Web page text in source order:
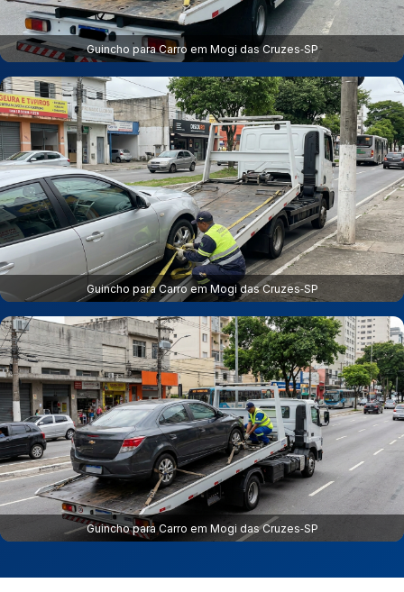
Guincho para Carro em Mogi das Cruzes‑SP
Guincho para Carro em Mogi das Cruzes‑SP
Guincho para Carro em Mogi das Cruzes‑SP